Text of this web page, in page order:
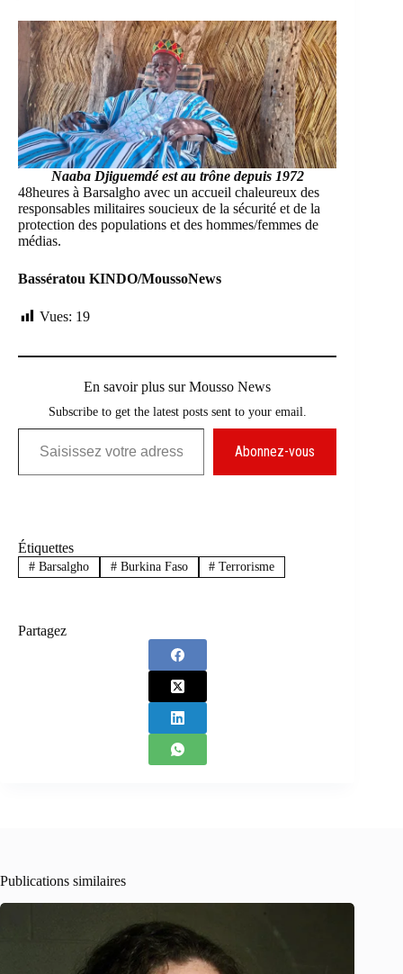
Naaba Djiguemdé est au trône depuis 1972
48heures à Barsalgho avec un accueil chaleureux des
responsables militaires soucieux de la sécurité et de la
protection des populations et des hommes/femmes de
médias.
Bassératou KINDO/MoussoNews
Vues: 19
En savoir plus sur Mousso News
Subscribe to get the latest posts sent to your email.
Saisissez votre adresse e-mail…
Abonnez-vous
Étiquettes
#Barsalgho #Burkina Faso # Terrorisme
Partagez
Publications similaires